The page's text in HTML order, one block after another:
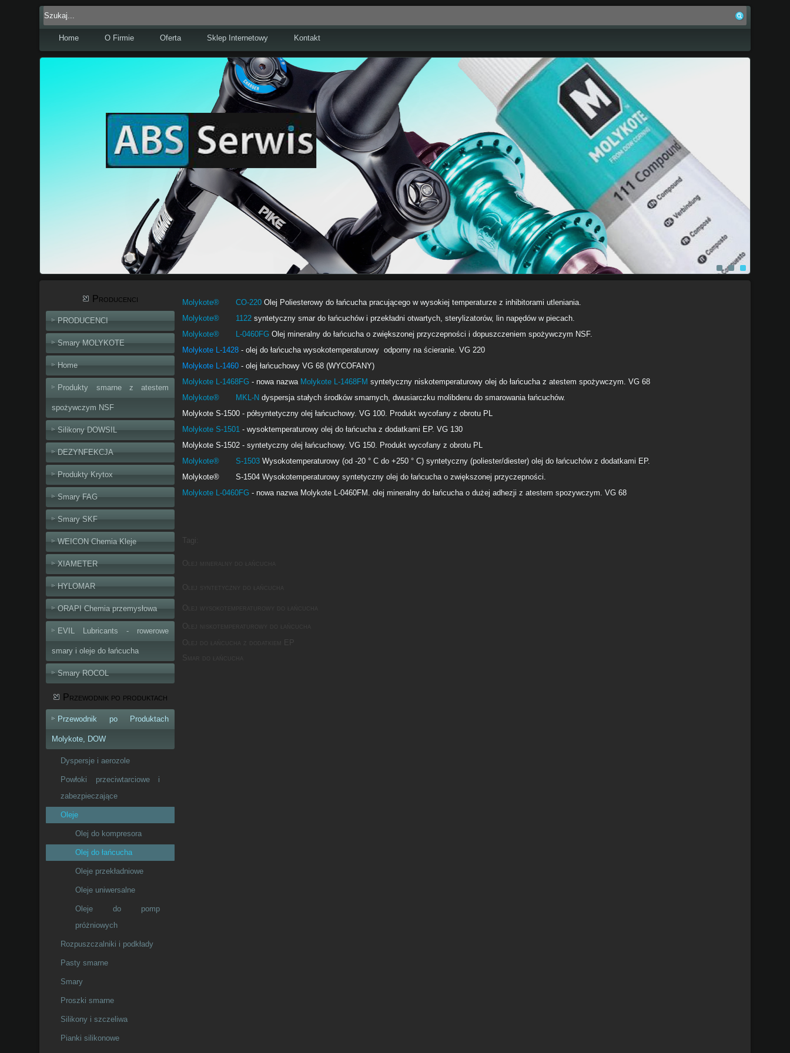
Home O Firmie Oferta Sklep Internetowy Kontakt
Producenci
PRODUCENCI
Smary MOLYKOTE
Home
Produkty smarne z atestem
spożywczym NSF
Silikony DOWSIL
DEZYNFEKCJA
Produkty Krytox
Smary FAG
Smary SKF
WEICON Chemia Kleje
XIAMETER
HYLOMAR
ORAPI Chemia przemysłowa
EVIL Lubricants - rowerowe
smary i oleje do łańcucha
Smary ROCOL
Przewodnik po produktach
Przewodnik po Produktach
Molykote, DOW
Dyspersje i aerozole
Powłoki przeciwtarciowe i
zabezpieczające
Oleje
Olej do kompresora
Olej do łańcucha
Oleje przekładniowe
Oleje uniwersalne
Oleje do pomp
próżniowych
Rozpuszczalniki i podkłady
Pasty smarne
Smary
Proszki smarne
Silikony i szczeliwa
Pianki silikonowe
Molykote® CO-220 Olej Poliesterowy do łańcucha pracującego w wysokiej temperaturze z inhibitorami utleniania.
Molykote® 1122 syntetyczny smar do łańcuchów i przekładni otwartych, sterylizatorów, lin napędów w piecach.
Molykote® L-0460FG Olej mineralny do łańcucha o zwiększonej przyczepności i dopuszczeniem spożywczym NSF.
Molykote L-1428 - olej do łańcucha wysokotemperaturowy odporny na ścieranie. VG 220
Molykote L-1460 - olej łańcuchowy VG 68 (WYCOFANY)
Molykote L-1468FG - nowa nazwa Molykote L-1468FM syntetyczny niskotemperaturowy olej do łańcucha z atestem spożywczym. VG 68
Molykote® MKL-N dyspersja stałych środków smarnych, dwusiarczku molibdenu do smarowania łańcuchów.
Molykote S-1500 - półsyntetyczny olej łańcuchowy. VG 100. Produkt wycofany z obrotu PL
Molykote S-1501 - wysoktemperaturowy olej do łańcucha z dodatkami EP. VG 130
Molykote S-1502 - syntetyczny olej łańcuchowy. VG 150. Produkt wycofany z obrotu PL
Molykote® S-1503 Wysokotemperaturowy (od -20 ° C do +250 ° C) syntetyczny (poliester/diester) olej do łańcuchów z dodatkami EP.
Molykote® S-1504 Wysokotemperaturowy syntetyczny olej do łańcucha o zwiększonej przyczepności.
Molykote L-0460FG - nowa nazwa Molykote L-0460FM. olej mineralny do łańcucha o dużej adhezji z atestem spozywczym. VG 68
Tagi:
Olej mineralny do łańcucha
Olej syntetyczny do łańcucha
Olej wysokotemperaturowy do łańcucha
Olej niskotemperaturowy do łańcucha
Olej do łańcucha z dodatkiem EP
Smar do łańcucha